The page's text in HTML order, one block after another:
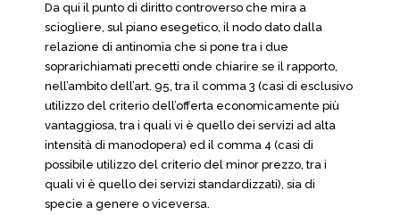
Da qui il punto di diritto controverso che mira a
sciogliere, sul piano esegetico, il nodo dato dalla
relazione di antinomia che si pone tra i due
soprarichiamati precetti onde chiarire se il rapporto,
nell’ambito dell’art. 95, tra il comma 3 (casi di esclusivo
utilizzo del criterio dell’offerta economicamente più
vantaggiosa, tra i quali vi è quello dei servizi ad alta
intensità di manodopera) ed il comma 4 (casi di
possibile utilizzo del criterio del minor prezzo, tra i
quali vi è quello dei servizi standardizzati), sia di
specie a genere o viceversa.